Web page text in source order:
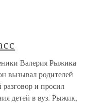
Валерия Рыжика
вызывал родителей
и просил
детей в вуз. Рыжик,